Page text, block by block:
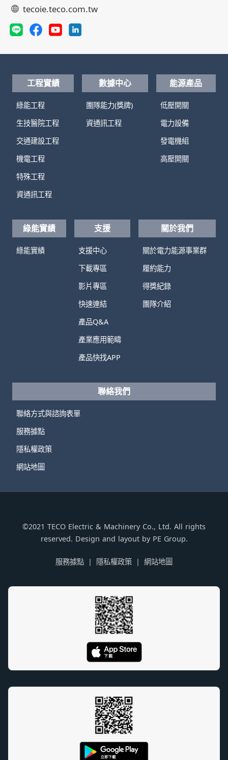
tecoie.teco.com.tw
工程實績
綠能工程
生技醫院工程
交通建設工程
機電工程
特殊工程
資通訊工程
數據中心
團隊能力(獎牌)
資通訊工程
能源產品
低壓開關
電力設備
發電機組
高壓開關
綠能實績
綠能實績
支援
支援中心
下載專區
影片專區
快速連結
產品Q&A
產業應用範疇
產品快找APP
關於我們
關於電力能源事業群
履約能力
得獎紀錄
團隊介紹
聯絡我們
聯絡方式與諮詢表單
服務據點
隱私權政策
網站地圖
©2021 TECO Electric & Machinery Co., Ltd. All rights
reserved. Design and layout by PE Group.
服務據點 隱私權政策 網站地圖